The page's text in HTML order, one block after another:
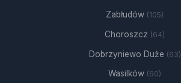
Zabłudów (105)
Choroszcz (64)
Dobrzyniewo Duże (63)
Wasilków (60)